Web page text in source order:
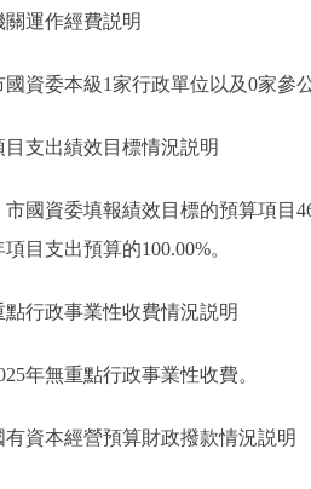
運作經費説明
委本級1家行政單位以及0家參
支出績效目標情況説明
資委填報績效目標的預算項目46
目支出預算的100.00%。
政事業性收費情況説明
無重點行政事業性收費。
本經營預算財政撥款情況説明